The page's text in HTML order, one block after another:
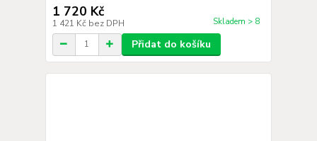
1 720 Kč
1 421 Kč bez DPH Skladem > 8
Přidat do košíku